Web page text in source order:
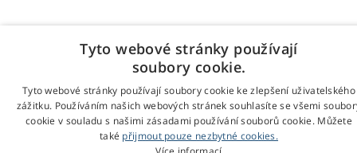
Tyto webové stránky používají
soubory cookie.
Tyto webové stránky používají soubory cookie ke zlepšení uživatelského
zážitku. Používáním našich webových stránek souhlasíte se všemi
cookie v souladu s našimi zásadami používání souborů cookie. Můžete
také přijmout pouze nezbytné cookies.